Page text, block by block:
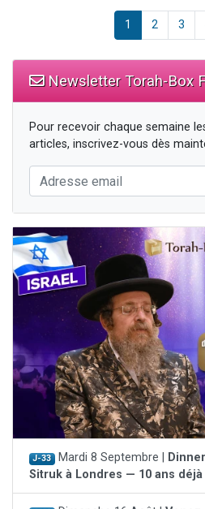
1 2 3
Newsletter Torah-Box
Pour recevoir chaque semaine
articles, inscrivez-vous dès
J-33 Mardi 8 Septembre |
Sitruk à Londres — 10 ans déjà